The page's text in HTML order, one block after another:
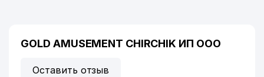
GOLD AMUSEMENT CHIRCHIK ИП ООО
Оставить отзыв